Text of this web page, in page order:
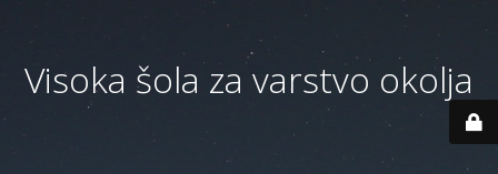
Visoka šola za varstvo okolja